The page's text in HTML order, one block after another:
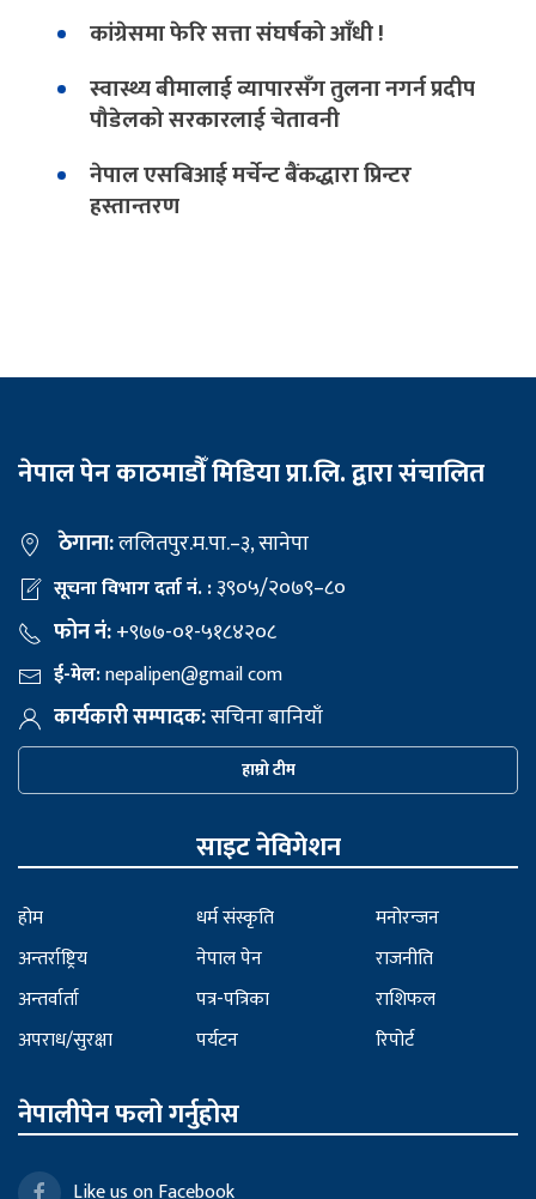
कांग्रेसमा फेरि सत्ता संघर्षको आँधी !
स्वास्थ्य बीमालाई व्यापारसँग तुलना नगर्न प्रदीप
पौडेलको सरकारलाई चेतावनी
नेपाल एसबिआई मर्चेन्ट बैंकद्धारा प्रिन्टर
हस्तान्तरण
नेपाल पेन काठमाडौँ मिडिया प्रा.लि. द्वारा संचालित
ठेगाना:ललितपुर.म.पा.–३, सानेपा
सूचना विभाग दर्ता नं. :३९०५/२०७९–८०
फोन नं:+९७७-०१-५१८४२०८
ई-मेल:nepalipen@gmail com
कार्यकारी सम्पादक:सचिना बानियाँ
हाम्रो टीम
साइट नेविगेशन
होम
अन्तर्राष्ट्रिय
अन्तर्वार्ता
अपराध/सुरक्षा
धर्म संस्कृति
नेपाल पेन
पत्र-पत्रिका
पर्यटन
मनोरन्जन
राजनीति
राशिफल
रिपोर्ट
नेपालीपेन फलो गर्नुहोस
Like us on Facebook